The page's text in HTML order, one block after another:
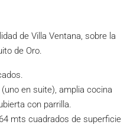
de Villa Ventana, sobre la
de Oro.
en suite), amplia cocina
con parrilla.
mts cuadrados de superficie